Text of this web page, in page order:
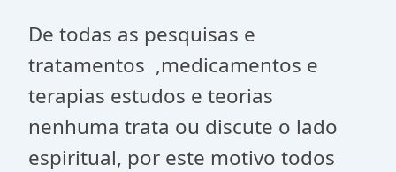
De todas as pesquisas e
tratamentos ,medicamentos e
terapias estudos e teorias
nenhuma trata ou discute o lado
espiritual, por este motivo todos